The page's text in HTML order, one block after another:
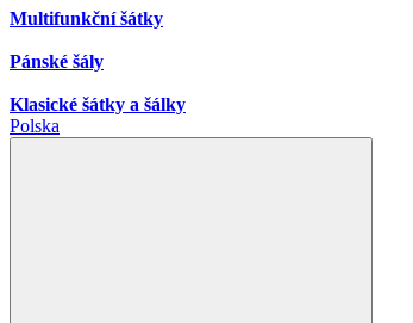
Multifunkční šátky
Pánské šály
Klasické šátky a šálky
Polska